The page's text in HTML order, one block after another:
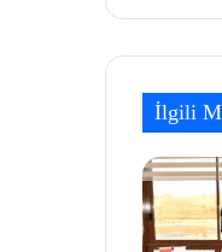
İlgili